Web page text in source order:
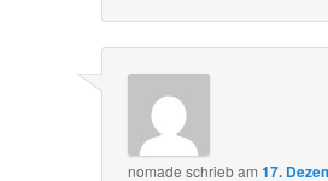
nomade schriebam17.